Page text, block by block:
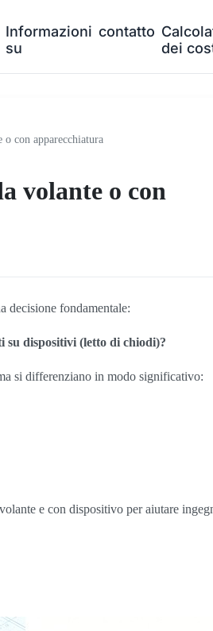
Informazioni
su
contatto
dei
con apparecchiatura
volante o con
decisione fondamentale:
su dispositivi (letto di chiodi)?
si differenziano in modo significativo:
e con dispositivo per aiutare